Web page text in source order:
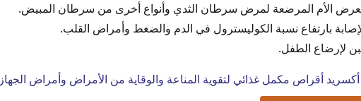
الأم المرضعة لمرض سرطان الثدي وأنواع أخرى من سرطان المبيض.
بارتفاع نسبة الكوليسترول في الدم والضغط وأمراض القلب.
لإرضاع الطفل.
أكسريد أقراص مكمل غذائي لتقوية المناعة والوقاية من الأمراض وأمراض